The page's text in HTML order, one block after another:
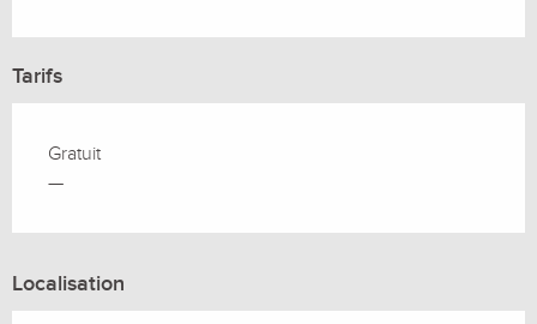
Tarifs
Gratuit
—
Localisation